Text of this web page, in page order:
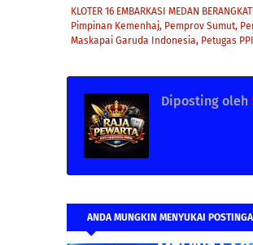
KLOTER 16 EMBARKASI MEDAN
Pimpinan Kemenhaj, Pemprov Sumut,
Maskapai Garuda Indonesia, Petugas
Diposting oleh
ANDA MUNGKIN MENYUKAI